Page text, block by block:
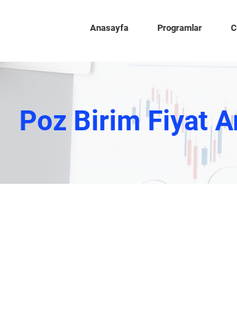
Anasayfa Programlar
Poz Birim Fiyat